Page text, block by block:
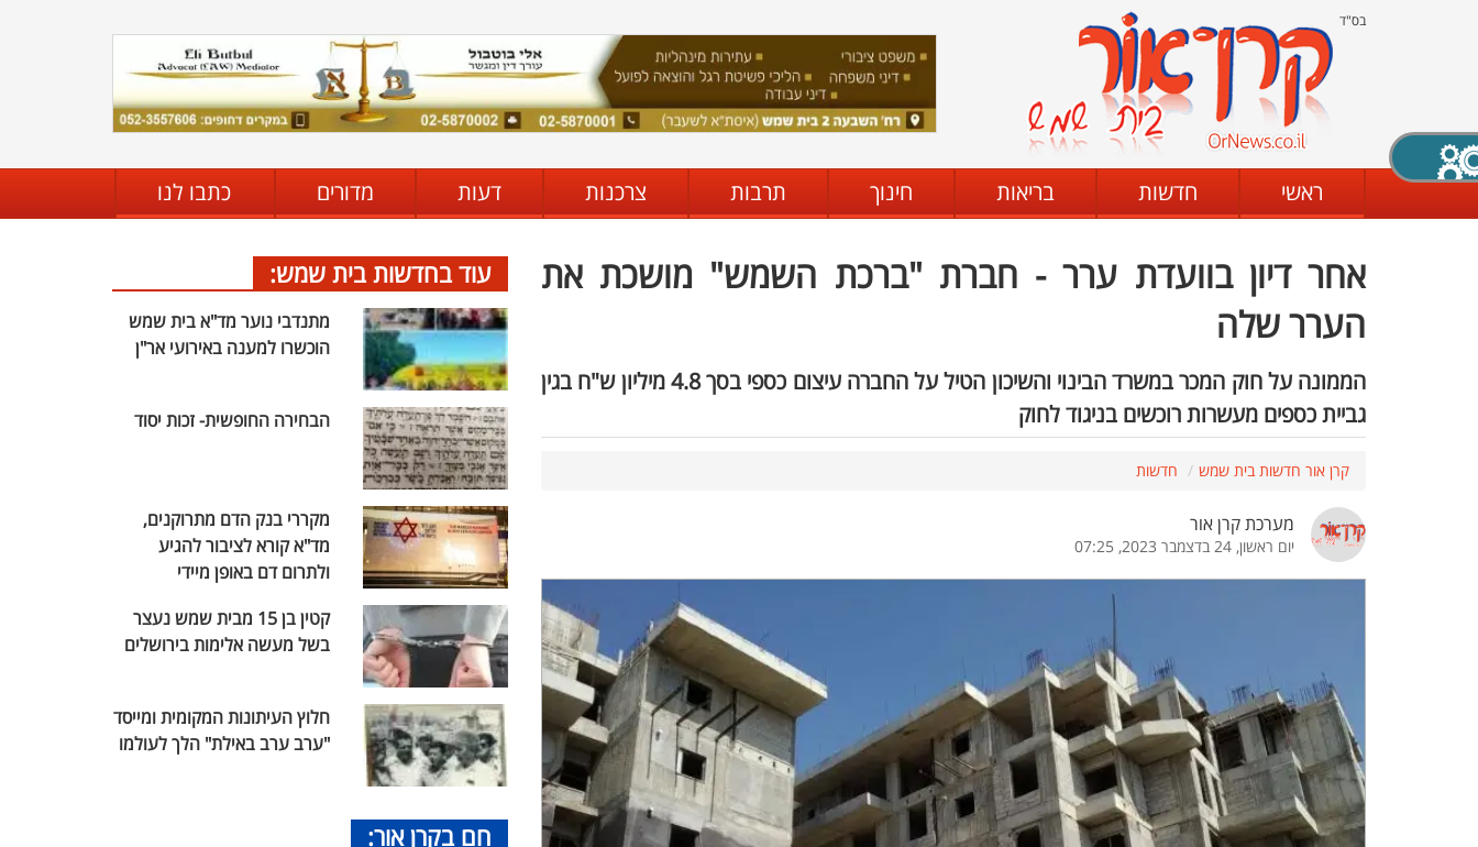
בס"ד
ראשי חדשות בריאות חינוך תרבות צרכנות דעות מדורים כתבו לנו
אחר דיון בוועדת ערר - חברת "ברכת השמש" מושכת את
הערר שלה
הממונה על חוק המכר במשרד הבינוי והשיכון הטיל על החברה עיצום כספי בסך 4.8 מיליון ש"ח בגין
גביית כספים מעשרות רוכשים בניגוד לחוק
קרן אור חדשות בית שמש חדשות
מערכת קרן אור
יום ראשון, 24 בדצמבר 2023, 07:25
עוד בחדשות בית שמש:
מתנדבי נוער מד"א בית שמש
הוכשרו למענה באירועי אר"ן
הבחירה החופשית- זכות יסוד
מקררי בנק הדם מתרוקנים,
מד"א קורא לציבור להגיע
ולתרום דם באופן מיידי
קטין בן 15 מבית שמש נעצר
בשל מעשה אלימות בירושלים
חלוץ העיתונות המקומית ומייסד
"ערב ערב באילת" הלך לעולמו
חם בקרן אור:
X סגירה
מצב שחור - לבן קביעת ניגודיות
הגדלת האתר
הדגשת קישורים הדגשת כותרות
התאמת קריאה